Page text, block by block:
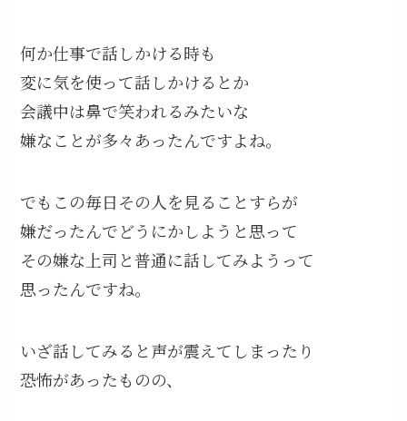
何か仕事で話しかける時も
変に気を使って話しかけるとか
会議中は鼻で笑われるみたいな
嫌なことが多々あったんですよね。
でもこの毎日その人を見ることすらが
嫌だったんでどうにかしようと思って
その嫌な上司と普通に話してみようって
思ったんですね。
いざ話してみると声が震えてしまったり
恐怖があったものの、